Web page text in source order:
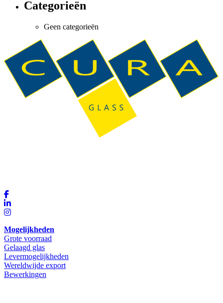
Categorieën
Geen categorieën
Mogelijkheden
Grote voorraad
Gelaagd glas
Levermogelijkheden
Wereldwijde export
Bewerkingen